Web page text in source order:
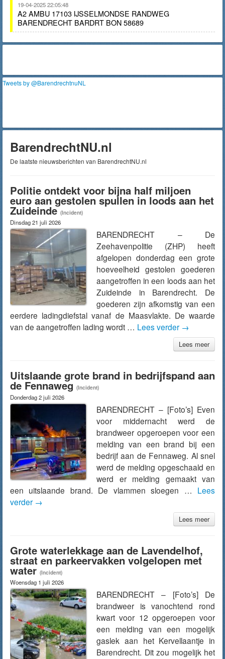
19-04-2025 22:05:48
A2 AMBU 17103 IJSSELMONDSE RANDWEG
BARENDRECHT BARDRT BON 58689
Tweets by @BarendrechtnuNL
BarendrechtNU.nl
De laatste nieuwsberichten van BarendrechtNU.nl
Politie ontdekt voor bijna half miljoen
euro aan gestolen spullen in loods aan het
Zuideinde (Incident)
Dinsdag 21 juli 2026
BARENDRECHT – De
Zeehavenpolitie (ZHP) heeft
afgelopen donderdag een grote
hoeveelheid gestolen goederen
aangetroffen in een loods aan het
Zuideinde in Barendrecht. De
goederen zijn afkomstig van een
eerdere ladingdiefstal vanaf de Maasvlakte. De waarde
van de aangetroffen lading wordt … Lees verder →
Lees meer
Uitslaande grote brand in bedrijfspand aan
de Fennaweg (Incident)
Donderdag 2 juli 2026
BARENDRECHT – [Foto’s] Even
voor middernacht werd de
brandweer opgeroepen voor een
melding van een brand bij een
bedrijf aan de Fennaweg. Al snel
werd de melding opgeschaald en
werd er melding gemaakt van
een uitslaande brand. De vlammen sloegen … Lees
verder →
Lees meer
Grote waterlekkage aan de Lavendelhof,
straat en parkeervakken volgelopen met
water (Incident)
Woensdag 1 juli 2026
BARENDRECHT – [Foto’s] De
brandweer is vanochtend rond
kwart voor 12 opgeroepen voor
een melding van een mogelijk
gaslek aan het Kervellaantje in
Barendrecht. Dit zou mogelijk het